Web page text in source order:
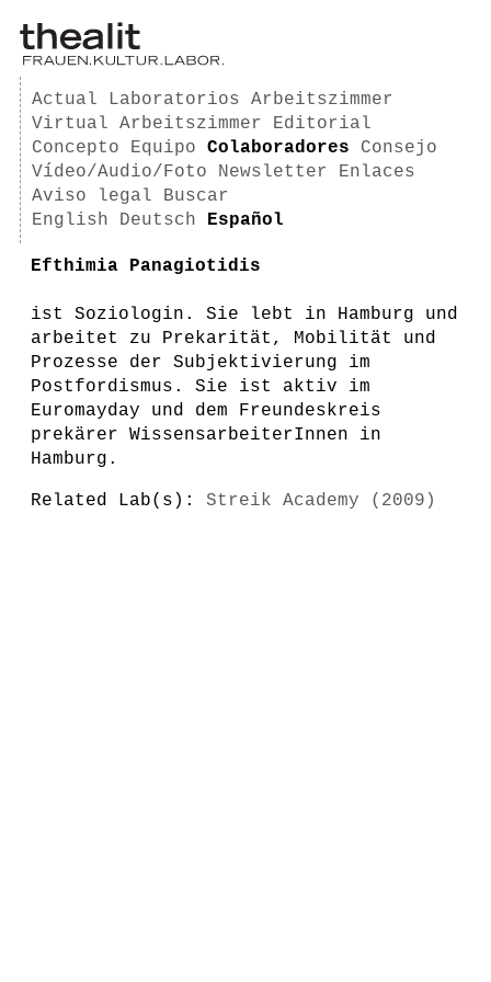
Actual Laboratorios
Arbeitszimmer
Virtual Arbeitszimmer
Editorial
Concepto
Equipo Colaboradores
Consejo
Vídeo/Audio/Foto
Newsletter
Enlaces
Aviso legal
Buscar
English
Deutsch Español
Efthimia Panagiotidis
ist Soziologin. Sie lebt in Hamburg und
arbeitet zu Prekarität, Mobilität und
Prozesse der Subjektivierung im
Postfordismus. Sie ist aktiv im
Euromayday und dem Freundeskreis
prekärer WissensarbeiterInnen in
Hamburg.
Related Lab(s): Streik Academy (2009)